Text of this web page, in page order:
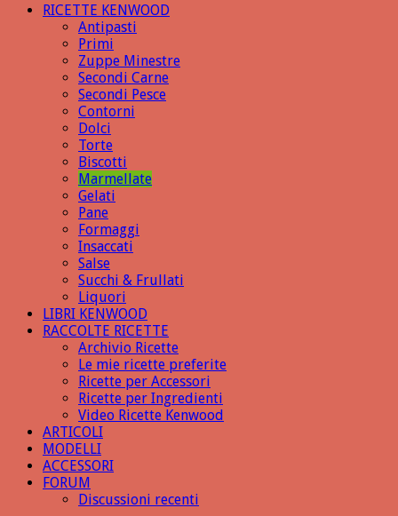
RICETTE KENWOOD
Antipasti
Primi
Zuppe Minestre
Secondi Carne
Secondi Pesce
Contorni
Dolci
Torte
Biscotti
Marmellate
Gelati
Pane
Formaggi
Insaccati
Salse
Succhi & Frullati
Liquori
LIBRI KENWOOD
RACCOLTE RICETTE
Archivio Ricette
Le mie ricette preferite
Ricette per Accessori
Ricette per Ingredienti
Video Ricette Kenwood
ARTICOLI
MODELLI
ACCESSORI
FORUM
Discussioni recenti